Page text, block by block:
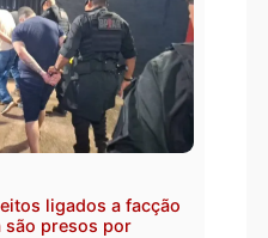
Polícia
Policiais militares recuperam
zona Leste
quinta-feira, 06/08/2026 às 09:28